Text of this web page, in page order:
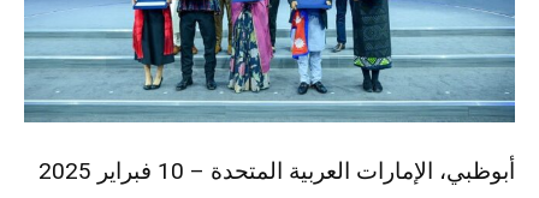
أبوظبي، الإمارات العربية المتحدة – 10 فبراير 2025